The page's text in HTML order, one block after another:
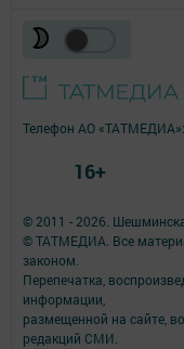
© 2011 - 2026.
© ТАТМЕДИА. Все
законом.
Перепечатка,
информации,
размещенной на сайте,
редакций СМИ.
Телефон АО «ТАТМЕДИА»:
16+